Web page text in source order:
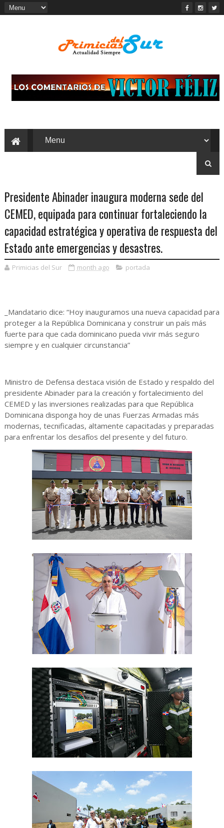
Presidente Abinader inaugura moderna sede del
CEMED, equipada para continuar fortaleciendo la
capacidad estratégica y operativa de respuesta del
Estado ante emergencias y desastres.
Primicias del Sur month ago portada
_Mandatario dice: “Hoy inauguramos una nueva capacidad para
proteger a la República Dominicana y construir un país más
fuerte para que cada dominicano pueda vivir más seguro
siempre y en cualquier circunstancia”
Ministro de Defensa destaca visión de Estado y respaldo del
presidente Abinader para la creación y fortalecimiento del
CEMED y las inversiones realizadas para que República
Dominicana disponga hoy de unas Fuerzas Armadas más
modernas, tecnificadas, altamente capacitadas y preparadas
para enfrentar los desafíos del presente y del futuro.